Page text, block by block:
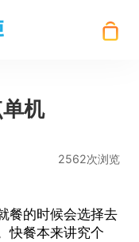
机
2562次浏览
餐的时候会选择去
快餐本来讲究个